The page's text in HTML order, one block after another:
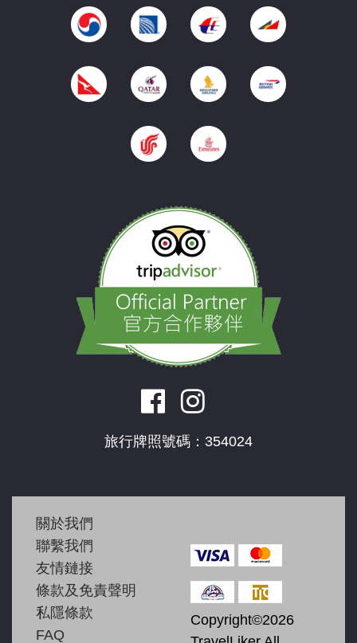
旅行牌照號碼：354024
關於我們
聯繫我們
友情鏈接
條款及免責聲明
私隱條款
FAQ
Copyright©2026